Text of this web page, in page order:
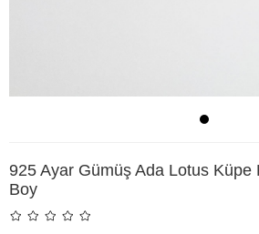
925 Ayar Gümüş Ada Lotus Küpe
Boy